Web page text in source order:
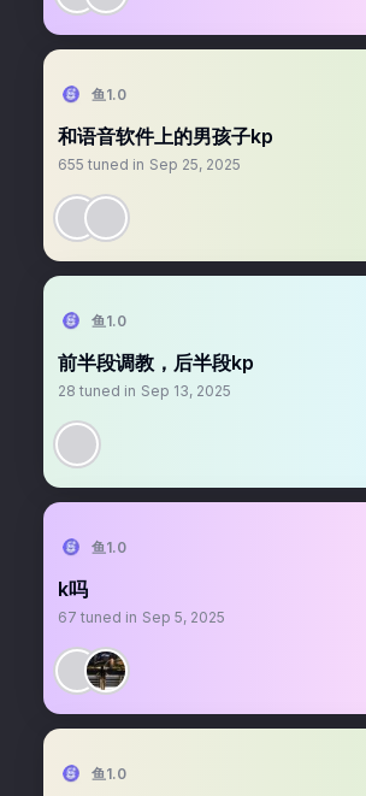
鱼1.0
和语音软件上的男孩子kp
655 tuned in Sep 25, 2025
鱼1.0
前半段调教，后半段kp
28 tuned in Sep 13, 2025
鱼1.0
k吗
67 tuned in Sep 5, 2025
鱼1.0